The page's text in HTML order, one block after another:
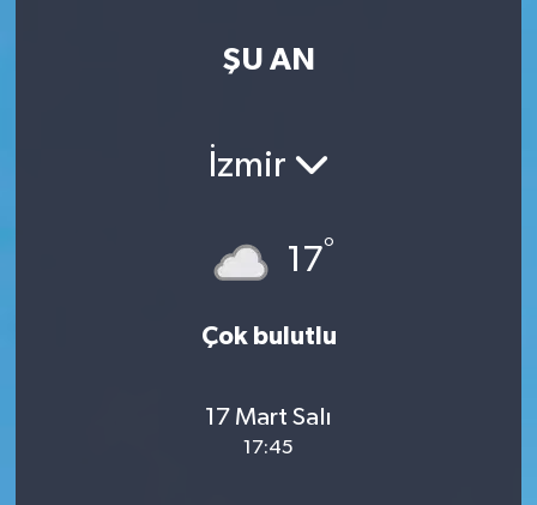
ŞU AN
İzmir
17°
Çok bulutlu
17 Mart Salı
17:45
Son Dakika Haberleri